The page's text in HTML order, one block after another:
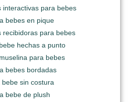
interactivas para bebes
bebes en pique
recibidoras para bebes
hechas a punto
para bebes
bebes bordadas
sin costura
bebe de plush